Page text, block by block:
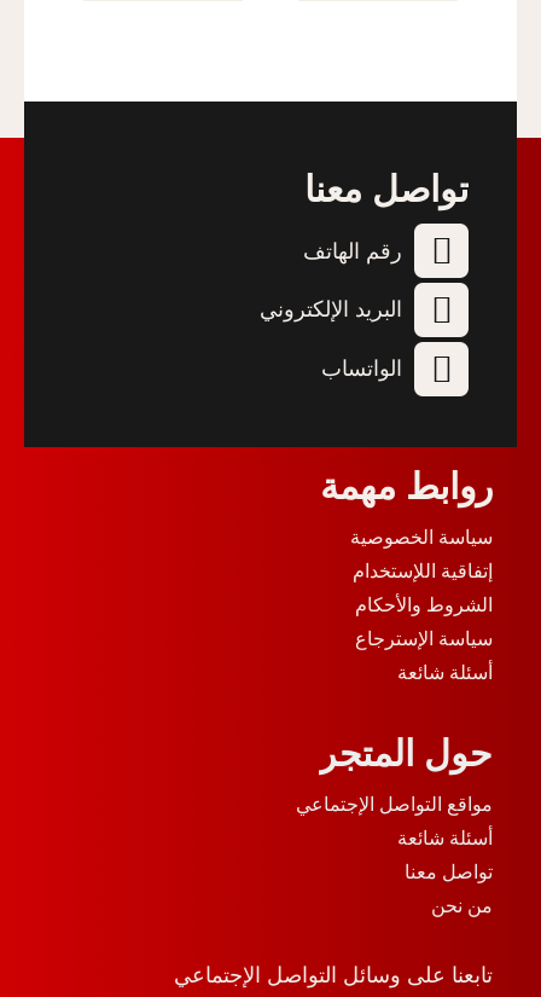
روابط مهمة
سياسة الخصوصية
إتفاقية اللإستخدام
الشروط والأحكام
سياسة الإسترجاع
أسئلة شائعة
حول المتجر
مواقع التواصل الإجتماعي
أسئلة شائعة
تواصل معنا
من نحن
تابعنا على وسائل التواصل الإجتماعي
تواصل معنا
رقم الهاتف
البريد الإلكتروني
الواتساب